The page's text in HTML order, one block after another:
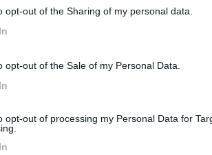
opt-out of the Sharing of my personal data.
opt-out of the Sale of my Personal Data.
opt-out of processing my Personal Data for
in inverno è non ci sono stati